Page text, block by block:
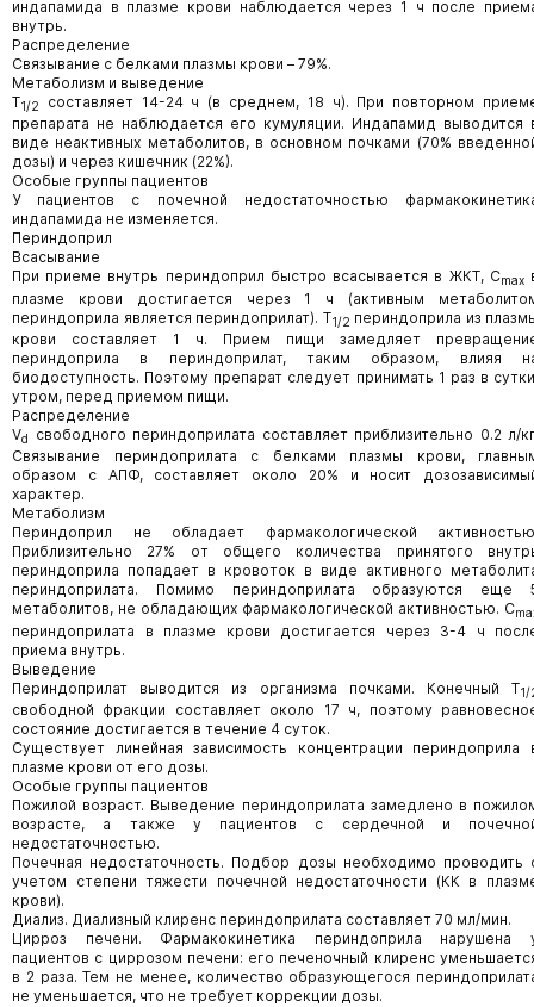
индапамида в плазме крови наблюдается через 1 ч после
внутрь.
Распределение
Связывание с белками плазмы крови – 79%.
Метаболизм и выведение
Т1/2
составляет 14-24 ч (в среднем, 18 ч). При повторном
препарата не наблюдается его кумуляции. Индапамид выводится
виде неактивных метаболитов, в основном почками (70%
дозы) и через кишечник (22%).
Особые группы пациентов
У пациентов с почечной недостаточностью
индапамида не изменяется.
Периндоприл
Всасывание
При приеме внутрь периндоприл быстро всасывается в ЖКТ, Сmax
плазме крови достигается через 1 ч (активным
периндоприла является периндоприлат). Т1/2 периндоприла из
крови составляет 1 ч. Прием пищи замедляет
периндоприла в периндоприлат, таким образом, влияя
биодоступность. Поэтому препарат следует принимать 1 раз в
утром, перед приемом пищи.
Распределение
Vd
свободного периндоприлата составляет приблизительно 0.2 л/
Связывание периндоприлата с белками плазмы крови,
образом с АПФ, составляет около 20% и носит
характер.
Метаболизм
Периндоприл не обладает фармакологической
Приблизительно 27% от общего количества принятого
периндоприла попадает в кровоток в виде активного
периндоприлата. Помимо периндоприлата образуются еще
метаболитов, не обладающих фармакологической активностью. С
периндоприлата в плазме крови достигается через 3-4 ч
приема внутрь.
Выведение
Периндоприлат выводится из организма почками. Конечный Т1/
свободной фракции составляет около 17 ч, поэтому
состояние достигается в течение 4 суток.
Существует линейная зависимость концентрации периндоприла
плазме крови от его дозы.
Особые группы пациентов
Пожилой возраст. Выведение периндоприлата замедлено в
возрасте, а также у пациентов с сердечной и
недостаточностью.
Почечная недостаточность. Подбор дозы необходимо проводить
учетом степени тяжести почечной недостаточности (КК в
крови).
Диализ. Диализный клиренс периндоприлата составляет 70 мл/мин.
Цирроз печени. Фармакокинетика периндоприла нарушена
пациентов с циррозом печени: его печеночный клиренс
в 2 раза. Тем не менее, количество образующегося
не уменьшается, что не требует коррекции дозы.